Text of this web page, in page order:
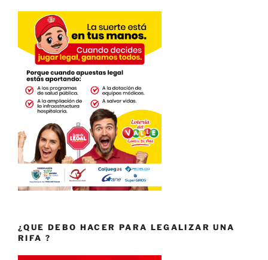
¿QUE DEBO HACER PARA LEGALIZAR UNA
RIFA ?